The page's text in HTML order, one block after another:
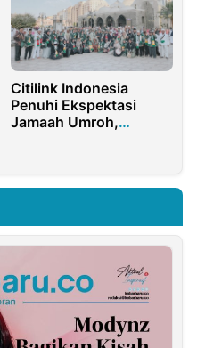
Citilink Indonesia
Penuhi Ekspektasi
Jamaah Umroh,